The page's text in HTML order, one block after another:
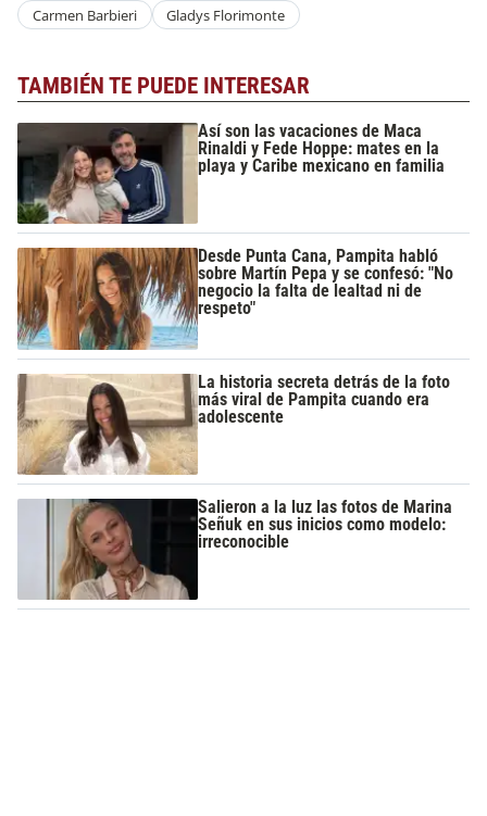
Carmen Barbieri Gladys Florimonte
TAMBIÉN TE PUEDE INTERESAR
Así son las vacaciones de Maca
Rinaldi y Fede Hoppe: mates en la
playa y Caribe mexicano en familia
Desde Punta Cana, Pampita habló
sobre Martín Pepa y se confesó: "No
negocio la falta de lealtad ni de
respeto"
La historia secreta detrás de la foto
más viral de Pampita cuando era
adolescente
Salieron a la luz las fotos de Marina
Señuk en sus inicios como modelo:
irreconocible